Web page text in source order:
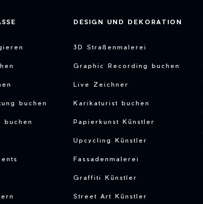
buchen
buchen
DESIGN UND DEKORATION
3D Straßenmalerei
Graphic Recording buchen
Live Zeichner
Karikaturist buchen
Papierkunst Künstler
Upcycling Künstler
Fassadenmalerei
Graffiti Künstler
Street Art Künstler